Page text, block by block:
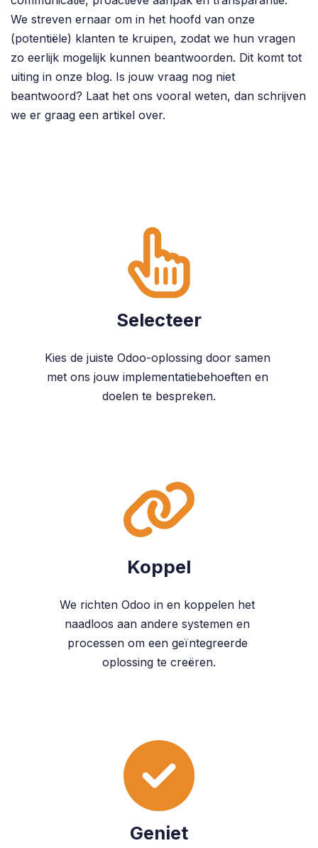
We streven ernaar om in het hoofd van onze
(potentiële) klanten te kruipen, zodat we hun vragen
zo eerlijk mogelijk kunnen beantwoorden. Dit komt tot
uiting in onze blog. Is jouw vraag nog niet
beantwoord? Laat het ons vooral weten, dan schrijven
we er graag een artikel over.
Selecteer
Kies de juiste Odoo-oplossing door samen
met ons jouw implementatiebehoeften en
doelen te bespreken.
Koppel
We richten Odoo in en koppelen het
naadloos aan andere systemen en
processen om een geïntegreerde
oplossing te creëren.
Geniet